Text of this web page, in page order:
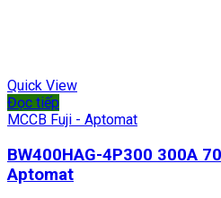
Quick View
Đọc tiếp
MCCB Fuji - Aptomat
BW400HAG-4P300 300A
Aptomat